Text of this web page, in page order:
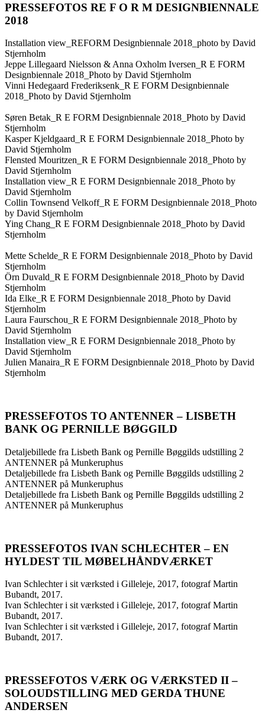
PRESSEFOTOS RE F O R M DESIGNBIENNALE
2018
Installation view_REFORM Designbiennale 2018_photo by David
Stjernholm
Jeppe Lillegaard Nielsson & Anna Oxholm Iversen_R E FORM
Designbiennale 2018_Photo by David Stjernholm
Vinni Hedegaard Frederiksenk_R E FORM Designbiennale
2018_Photo by David Stjernholm
Søren Betak_R E FORM Designbiennale 2018_Photo by David
Stjernholm
Kasper Kjeldgaard_R E FORM Designbiennale 2018_Photo by
David Stjernholm
Flensted Mouritzen_R E FORM Designbiennale 2018_Photo by
David Stjernholm
Installation view_R E FORM Designbiennale 2018_Photo by
David Stjernholm
Collin Townsend Velkoff_R E FORM Designbiennale 2018_Photo
by David Stjernholm
Ying Chang_R E FORM Designbiennale 2018_Photo by David
Stjernholm
Mette Schelde_R E FORM Designbiennale 2018_Photo by David
Stjernholm
Örn Duvald_R E FORM Designbiennale 2018_Photo by David
Stjernholm
Ida Elke_R E FORM Designbiennale 2018_Photo by David
Stjernholm
Laura Faurschou_R E FORM Designbiennale 2018_Photo by
David Stjernholm
Installation view_R E FORM Designbiennale 2018_Photo by
David Stjernholm
Julien Manaira_R E FORM Designbiennale 2018_Photo by David
Stjernholm
PRESSEFOTOS TO ANTENNER – LISBETH
BANK OG PERNILLE BØGGILD
Detaljebillede fra Lisbeth Bank og Pernille Bøggilds udstilling 2
ANTENNER på Munkeruphus
Detaljebillede fra Lisbeth Bank og Pernille Bøggilds udstilling 2
ANTENNER på Munkeruphus
Detaljebillede fra Lisbeth Bank og Pernille Bøggilds udstilling 2
ANTENNER på Munkeruphus
PRESSEFOTOS IVAN SCHLECHTER – EN
HYLDEST TIL MØBELHÅNDVÆRKET
Ivan Schlechter i sit værksted i Gilleleje, 2017, fotograf Martin
Bubandt, 2017.
Ivan Schlechter i sit værksted i Gilleleje, 2017, fotograf Martin
Bubandt, 2017.
Ivan Schlechter i sit værksted i Gilleleje, 2017, fotograf Martin
Bubandt, 2017.
PRESSEFOTOS VÆRK OG VÆRKSTED II –
SOLOUDSTILLING MED GERDA THUNE
ANDERSEN